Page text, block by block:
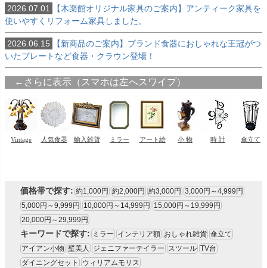
2026.07.01
【木楽館オリジナル家具のご案内】アンティーク家具を
使いやすくリフォーム家具しました。
2026.06.15
【新商品のご案内】ブランド食器におしゃれな王冠がつ
いたプレートなど食器・クラウン登場！
価格帯で探す: 約1,000円 約2,000円 約3,000円 3,000円～4,999円
5,000円～9,999円
10,000円～14,999円
15,000円～19,999円
20,000円～29,999円
キーワードで探す: ミラー インテリア額 おしゃれ雑貨 傘立て
アイアン小物 壁美人 ジェニファーテイラー スツール TV台
ダイニングセット
ウィリアムモリス